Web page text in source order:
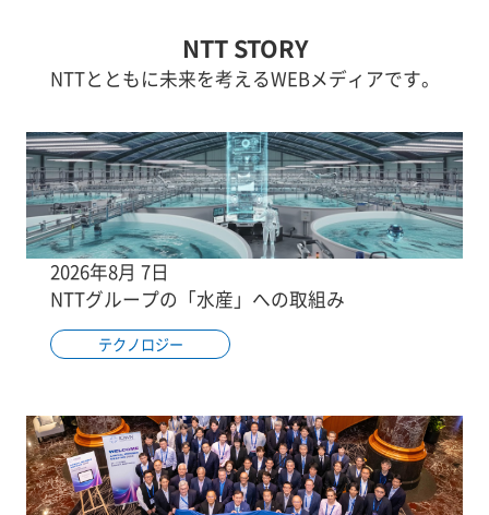
NTT STORY
NTTとともに未来を考えるWEBメディアです。
2026年8月 7日
NTTグループの「水産」への取組み
テクノロジー